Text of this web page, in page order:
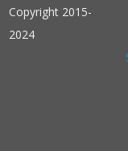
Copyright 2015-
2024